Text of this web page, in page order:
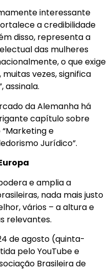
interessante
a credibilidade
disso, representa a
das mulheres
o que exige
vezes, significa
assinala.
da Alemanha há
capítulo sobre
e
Jurídico”.
e amplia a
nada mais justo
vários – a altura e
relevantes.
de agosto (quinta-
pelo YouTube e
Brasileira de